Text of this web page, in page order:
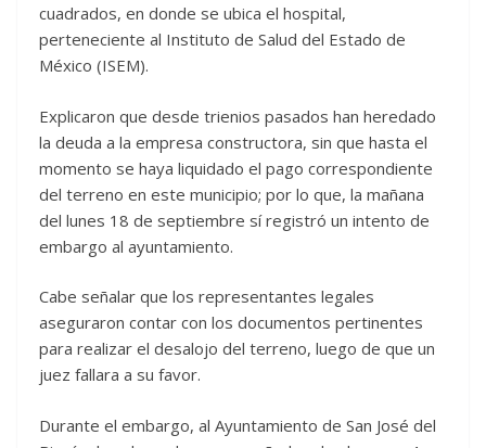
cuadrados, en donde se ubica el hospital,
perteneciente al Instituto de Salud del Estado de
México (ISEM).
Explicaron que desde trienios pasados han heredado
la deuda a la empresa constructora, sin que hasta el
momento se haya liquidado el pago correspondiente
del terreno en este municipio; por lo que, la mañana
del lunes 18 de septiembre sí registró un intento de
embargo al ayuntamiento.
Cabe señalar que los representantes legales
aseguraron contar con los documentos pertinentes
para realizar el desalojo del terreno, luego de que un
juez fallara a su favor.
Durante el embargo, al Ayuntamiento de San José del